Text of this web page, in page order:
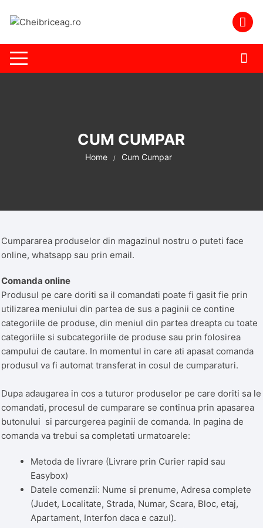
CUM CUMPAR
Home Cum Cumpar
Cumpararea produselor din magazinul nostru o puteti face
online, whatsapp sau prin email.
Comanda online
Produsul pe care doriti sa il comandati poate fi gasit fie prin
utilizarea meniului din partea de sus a paginii ce contine
categoriile de produse, din meniul din partea dreapta cu toate
categoriile si subcategoriile de produse sau prin folosirea
campului de cautare. In momentul in care ati apasat comanda
produsul va fi automat transferat in cosul de cumparaturi.
Dupa adaugarea in cos a tuturor produselor pe care doriti sa le
comandati, procesul de cumparare se continua prin apasarea
butonului si parcurgerea paginii de comanda. In pagina de
comanda va trebui sa completati urmatoarele:
Metoda de livrare (Livrare prin Curier rapid sau
Easybox)
Datele comenzii: Nume si prenume, Adresa complete
(Judet, Localitate, Strada, Numar, Scara, Bloc, etaj,
Apartament, Interfon daca e cazul).